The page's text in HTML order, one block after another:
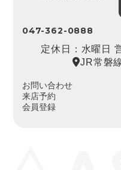
047-362-0888
定休日：水曜日
JR常磐
お問い合わせ
来店予約
会員登録